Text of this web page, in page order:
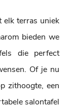
elk terras uniek
bieden we
die perfect
Of je nu
zithoogte, een
salontafel